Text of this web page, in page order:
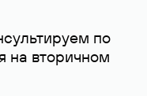
по
на вторичном